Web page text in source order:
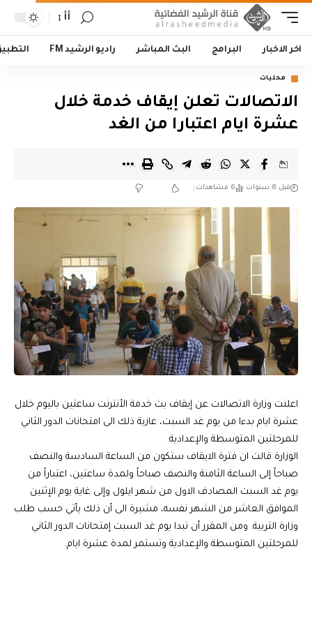
أأ
اخر الاخبار البرامج البث المباشر راديو الرشيد FM
محليات
الاتصالات تعلن إيقاف خدمة خلال
عشرة ايام اعتبارا من الغد
قبل 8 سنوات 6 مشاهدات
اعلنت وزارة الاتصالات عن إيقاف بث خدمة الأنترنت ساعتين باليوم خلال
عشرة ايام بدءا من يوم غد السبت، عازية ذلك الى امتحانات الدور الثاني
للمرحلتين المتوسطة والإعدادية.
الوزارة قالت ان فترة الايقاف ستكون من الساعة السادسة والنصف
صباحاً إلى الساعة الثامنة والنصف صباحاً ولمدة ساعتين، اعتباراً من
يوم غد السبت المصادف الاول من شهر ايلول وإلى غاية يوم الإثنين
الموافق العاشر من الشهر نفسه، مشيرة الى أن ذلك يأتي حسب طلب
وزارة التربية. ومن المقرر أن تبدا يوم غد السبت إمتحانات الدور الثاني
للمرحلتين المتوسطة والإعدادية وتستمر لمدة عشرة ايام.